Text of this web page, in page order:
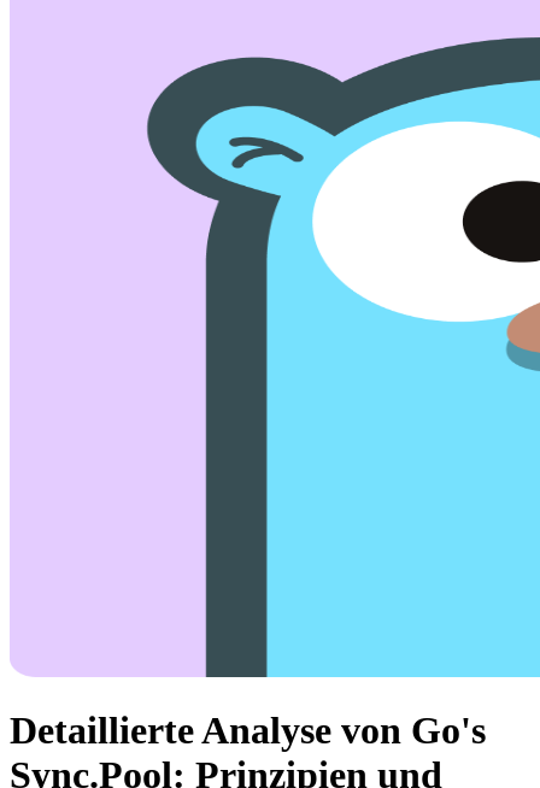
Detaillierte Analyse von Go's
Sync.Pool: Prinzipien und